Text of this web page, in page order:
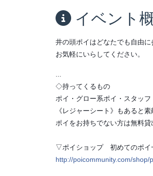
イベント
井の頭ポイはどなたでも自由に
お気軽にいらしてください。
◇持ってくるもの
ポイ・グロー系ポイ・スタッ
《レジャーシート》もあると素
ポイをお持ちでない方は無料
▽ポイショップ 初めてのポイ
http://poicommunity.com/shop/